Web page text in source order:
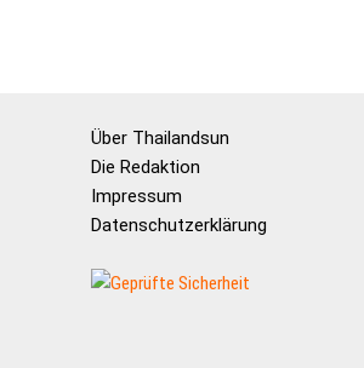
Über Thailandsun
Die Redaktion
Impressum
Datenschutzerklärung